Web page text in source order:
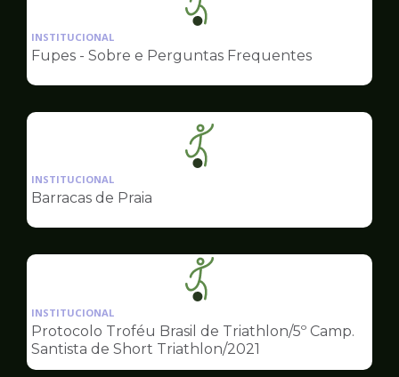
Ilustração
da
pagina
Esportes
INSTITUCIONAL
Fupes - Sobre e Perguntas Frequentes
Ilustração
da
Esportes
INSTITUCIONAL
Barracas de Praia
Ilustração
da
pagina
de
Esportes
INSTITUCIONAL
Protocolo Troféu Brasil de Triathlon/5º Camp.
Santista de Short Triathlon/2021